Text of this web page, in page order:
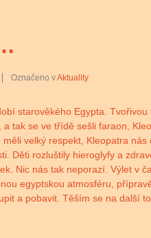
Označeno vAktuality
starověkého Egypta. Tvořivou
tak se ve třídě sešli faraon,
velký respekt, Kleopatra nás
Děti rozluštily hieroglyfy a
Nic nás tak neporazí. Výlet v
egyptskou atmosféru,
a pobavit. Těším se na další